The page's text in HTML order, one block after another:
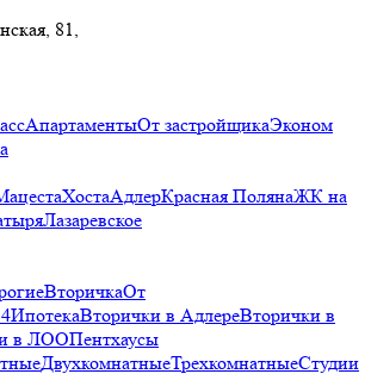
81,
АпартаментыОт застройщикаЭконом
ХостаАдлерКрасная ПолянаЖК на
Лазаревское
ВторичкаОт
ИпотекаВторички в АдлереВторички в
в ЛООПентхаусы
ДвухкомнатныеТрехкомнатныеСтудии